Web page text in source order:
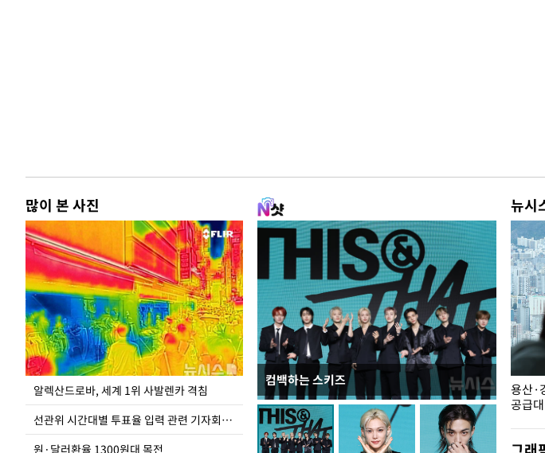
많이 본 사진
알렉산드로바, 세계 1위 사발렌카 격침
선관위 시간대별 투표율 입력 관련 기자회견하는 주진우 의원
원·달러환율 1300원대 목전
컴백하는 스키즈
뉴시
주유소 기름값 12주째 하락, L당 1천800원대
용산·
공급